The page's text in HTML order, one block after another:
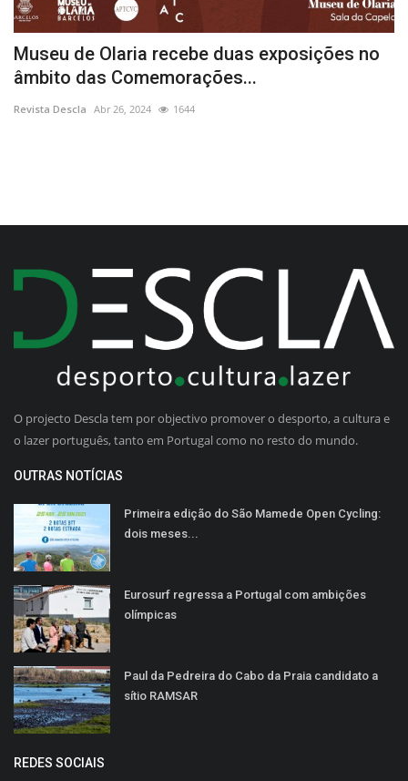
Museu de Olaria recebe duas exposições no
âmbito das Comemorações...
Revista Descla Abr 26, 2024 1644
O projecto Descla tem por objectivo promover o desporto, a cultura e
o lazer português, tanto em Portugal como no resto do mundo.
OUTRAS NOTÍCIAS
Primeira edição do São Mamede Open Cycling:
dois meses...
Eurosurf regressa a Portugal com ambições
olímpicas
Paul da Pedreira do Cabo da Praia candidato a
sítio RAMSAR
REDES SOCIAIS